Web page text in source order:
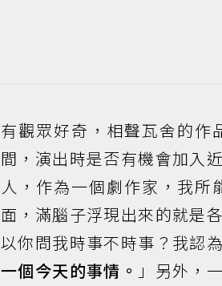
有觀眾好奇，相聲瓦舍的
間，演出時是否有機會加入
人，作為一個劇作家，我
面，滿腦子浮現出來的就是
以你問我時事不時事？我認
一個今天的事情。 」另外，